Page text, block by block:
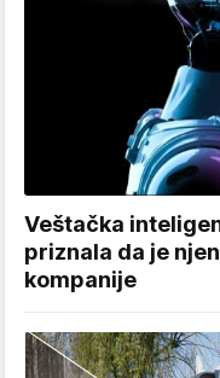
Veštačka
priznala da je
kompanije